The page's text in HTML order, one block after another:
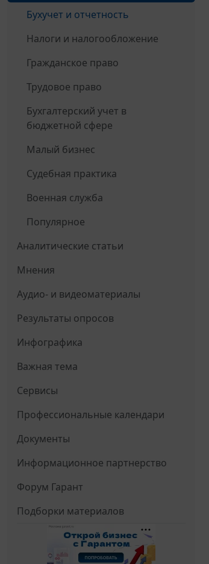
Бухучет и отчетность
Налоги и налогообложение
Гражданское право
Трудовое право
Бухгалтерский учет в
бюджетной сфере
Малый бизнес
Судебная практика
Военная служба
Популярное
Аналитические статьи
Мнения
Аудио- и видеоматериалы
Результаты опросов
Инфографика
Важная тема
Сервисы
Профессиональные календари
Документы
Информационное партнерство
Форум Гарант
Подборки материалов